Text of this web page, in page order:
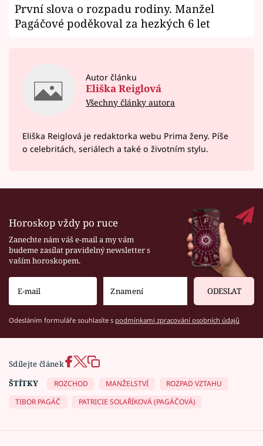
První slova o rozpadu rodiny. Manžel
Pagáčové poděkoval za hezkých 6 let
Autor článku
Eliška Reiglová
Všechny články autora
Eliška Reiglová je redaktorka webu Prima ženy. Píše
o celebritách, seriálech a také o životním stylu.
Horoskop vždy po ruce
Zanechte nám váš e-mail a my vám
budeme zasílat pravidelný newsletter s
vaším horoskopem.
ODESLAT
Odesláním formuláře souhlasíte s podmínkami zpracování osobních údajů
Sdílejte článek
ŠTÍTKY
ROZCHOD MANŽELSTVÍ
ROZPAD VZTAHU
TIBOR PAGÁČ
PATRICIE SOLAŘÍKOVÁ (PAGÁČOVÁ)